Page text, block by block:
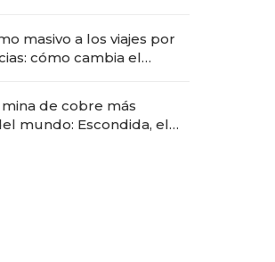
masivo a los viajes por
cómo cambia el
mina de cobre más
mundo: Escondida, el